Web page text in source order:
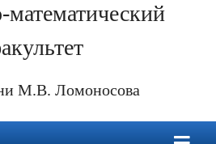
М.В. Ломоносова